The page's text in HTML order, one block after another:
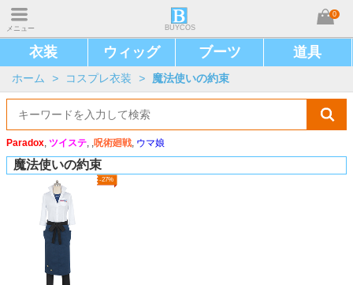
メニュー BUYCOS
0
衣装 ウィッグ ブーツ 道具
ホーム > コスプレ衣装 > 魔法使いの約束
Paradox, ツイステ, ,呪術廻戦, ウマ娘
魔法使いの約束
-27%